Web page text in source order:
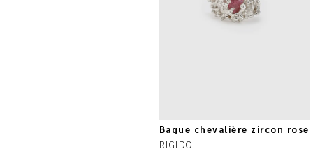
Bague chevalière zircon rose
RIGIDO